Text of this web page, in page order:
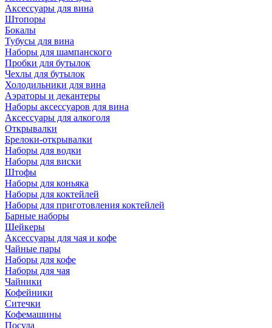
Аксессуары для вина
Штопоры
Бокалы
Тубусы для вина
Наборы для шампанского
Пробки для бутылок
Чехлы для бутылок
Холодильники для вина
Аэраторы и декантеры
Наборы аксессуаров для вина
Аксессуары для алкоголя
Открывалки
Брелоки-открывалки
Наборы для водки
Наборы для виски
Штофы
Наборы для коньяка
Наборы для коктейлей
Наборы для приготовления коктейлей
Барные наборы
Шейкеры
Аксессуары для чая и кофе
Чайные пары
Наборы для кофе
Наборы для чая
Чайники
Кофейники
Ситечки
Кофемашины
Посуда